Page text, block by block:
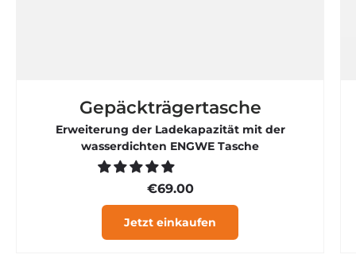
Gepäckträgertasche
Erweiterung der Ladekapazität mit der
wasserdichten ENGWE Tasche
€69.00
Jetzt einkaufen